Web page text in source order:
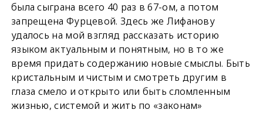
была сыграна всего 40 раз в 67-ом, а потом
запрещена Фурцевой. Здесь же Лифанову
удалось на мой взгляд рассказать историю
языком актуальным и понятным, но в то же
время придать содержанию новые смыслы. Быть
кристальным и чистым и смотреть другим в
глаза смело и открыто или быть сломленным
жизнью, системой и жить по «законам»